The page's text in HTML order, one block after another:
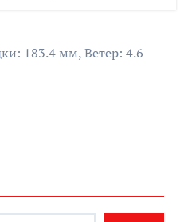
183.4 мм, Ветер: 4.6